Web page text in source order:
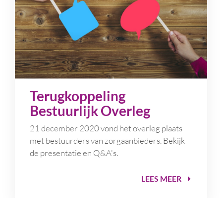
Terugkoppeling
Bestuurlijk Overleg
21 december 2020 vond het overleg plaats
met bestuurders van zorgaanbieders. Bekijk
de presentatie en Q&A's.
LEES MEER